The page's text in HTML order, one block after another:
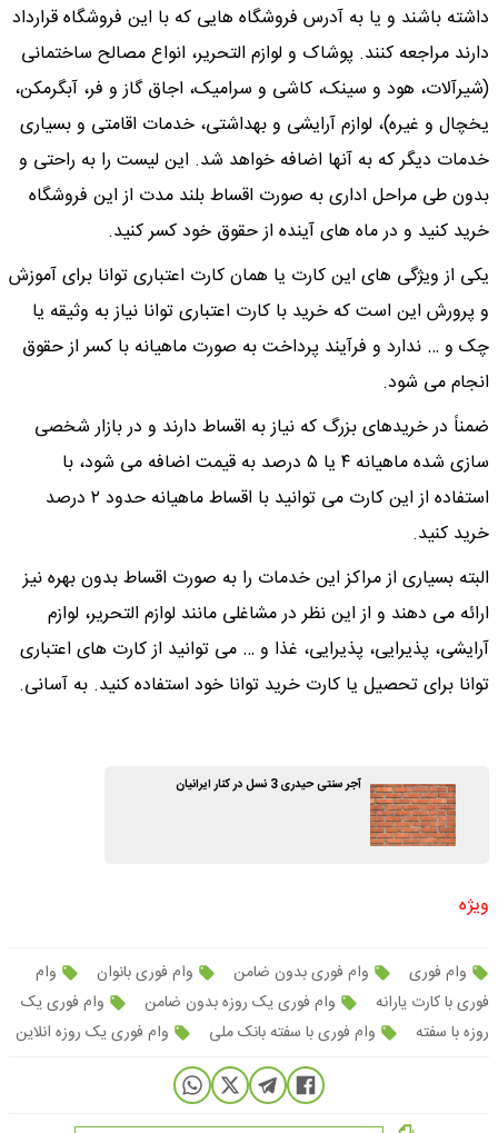
داشته باشند و یا به آدرس فروشگاه هایی که با این فروشگاه قرارداد
دارند مراجعه کنند. پوشاک و لوازم التحریر، انواع مصالح ساختمانی
(شیرآلات، هود و سینک، کاشی و سرامیک، اجاق گاز و فر، آبگرمکن،
یخچال و غیره)، لوازم آرایشی و بهداشتی، خدمات اقامتی و بسیاری
خدمات دیگر که به آنها اضافه خواهد شد. این لیست را به راحتی و
بدون طی مراحل اداری به صورت اقساط بلند مدت از این فروشگاه
خرید کنید و در ماه های آینده از حقوق خود کسر کنید.
یکی از ویژگی های این کارت یا همان کارت اعتباری توانا برای آموزش
و پرورش این است که خرید با کارت اعتباری توانا نیاز به وثیقه یا
چک و … ندارد و فرآیند پرداخت به صورت ماهیانه با کسر از حقوق
انجام می شود.
ضمناً در خریدهای بزرگ که نیاز به اقساط دارند و در بازار شخصی
سازی شده ماهیانه ۴ یا ۵ درصد به قیمت اضافه می شود، با
استفاده از این کارت می توانید با اقساط ماهیانه حدود ۲ درصد
خرید کنید.
البته بسیاری از مراکز این خدمات را به صورت اقساط بدون بهره نیز
ارائه می دهند و از این نظر در مشاغلی مانند لوازم التحریر، لوازم
آرایشی، پذیرایی، پذیرایی، غذا و … می توانید از کارت های اعتباری
توانا برای تحصیل یا کارت خرید توانا خود استفاده کنید. به آسانی.
آجر سنتی حیدری 3 نسل در کنار ایرانیان
ویژه
وام فوری وام فوری بدون ضامن وام فوری بانوان
وام
فوری با کارت یارانه
وام فوری یک روزه بدون ضامن
وام فوری یک
روزه با سفته
وام فوری با سفته بانک ملی وام فوری یک روزه انلاین